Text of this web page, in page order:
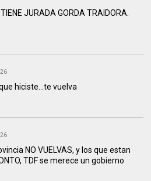
JURADA GORDA TRAIDORA.
hiciste…te vuelva
NO VUELVAS, y los que estan
TDF se merece un gobierno